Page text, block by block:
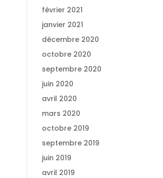
février 2021
janvier 2021
décembre 2020
octobre 2020
septembre 2020
juin 2020
avril 2020
mars 2020
octobre 2019
septembre 2019
juin 2019
avril 2019